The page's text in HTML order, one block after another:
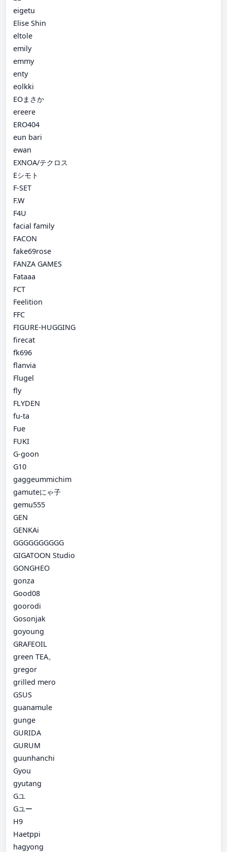
eigetu
Elise Shin
eltole
emily
emmy
enty
eolkki
EOまさか
ereere
ERO404
eun bari
ewan
EXNOA/テクロス
Eシモト
F-SET
F.W
F4U
facial family
FACON
fake69rose
FANZA GAMES
Fataaa
FCT
Feelition
FFC
FIGURE-HUGGING
firecat
fk696
flanvia
Flugel
fly
FLYDEN
fu-ta
Fue
FUKI
G-goon
G10
gaggeummichim
gamuteにゃ子
gemu555
GEN
GENKAi
GGGGGGGGGG
GIGATOON Studio
GONGHEO
gonza
Good08
goorodi
Gosonjak
goyoung
GRAFEOIL
green TEA。
gregor
grilled mero
GSUS
guanamule
gunge
GURIDA
GURUM
guunhanchi
Gyou
gyutang
Gユ
Gユー
H9
Haetppi
hagyong